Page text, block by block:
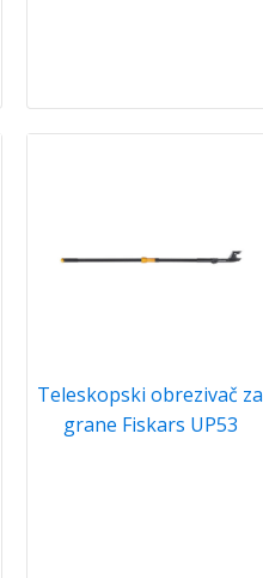
Teleskopski obrezivač za
grane Fiskars UP53